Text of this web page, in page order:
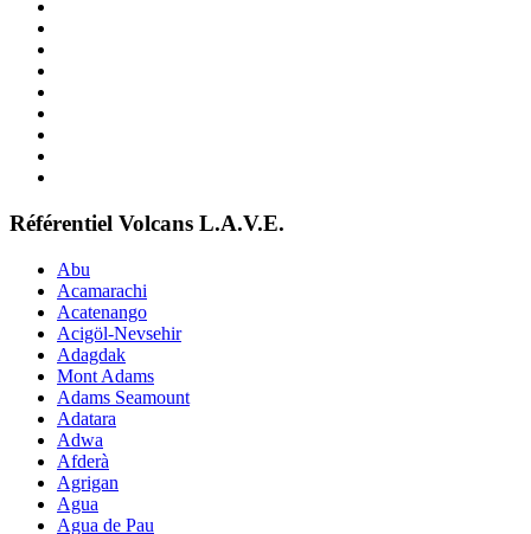
Référentiel Volcans L.A.V.E.
Abu
Acamarachi
Acatenango
Acigöl-Nevsehir
Adagdak
Mont Adams
Adams Seamount
Adatara
Adwa
Afderà
Agrigan
Agua
Agua de Pau